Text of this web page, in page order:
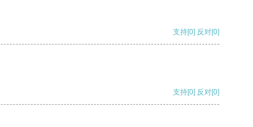
支持[0] 反对[0]
支持[0] 反对[0]